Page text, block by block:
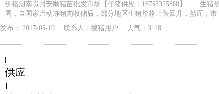
价格湖南贵州安顺猪苗批发市场【仔猪供应：18763325888】 生猪
周，自国家启动冻猪肉收储后，部分地区生猪价格止跌回升，然而，市
发布： 2017-05-19 联系人： 搜猪用户 人气：3118
[
供应
]